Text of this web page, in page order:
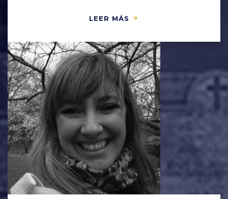
LEER MÁS